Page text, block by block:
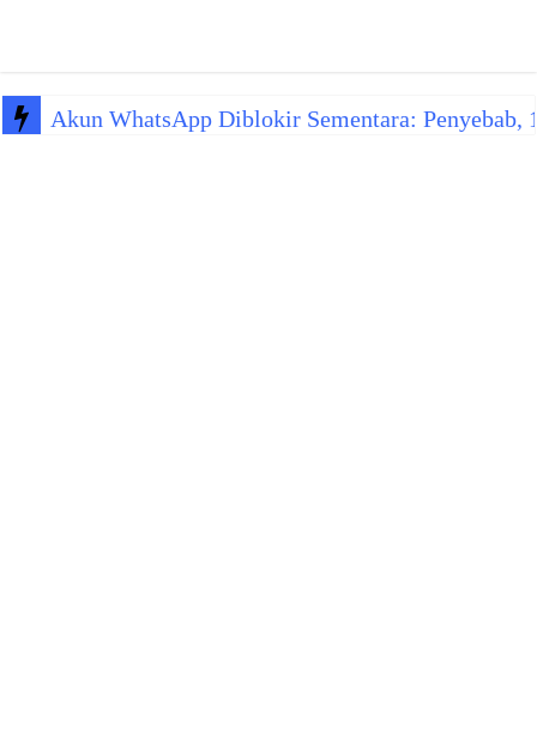
Akun WhatsApp Diblokir Sementara: